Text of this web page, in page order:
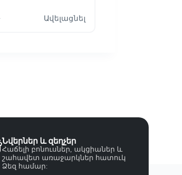
Ավելացնել
Նվերներ և զեղչեր
Հաճելի բոնուսներ, ակցիաներ և
շահավետ առաջարկներ հատուկ
Ձեզ համար: